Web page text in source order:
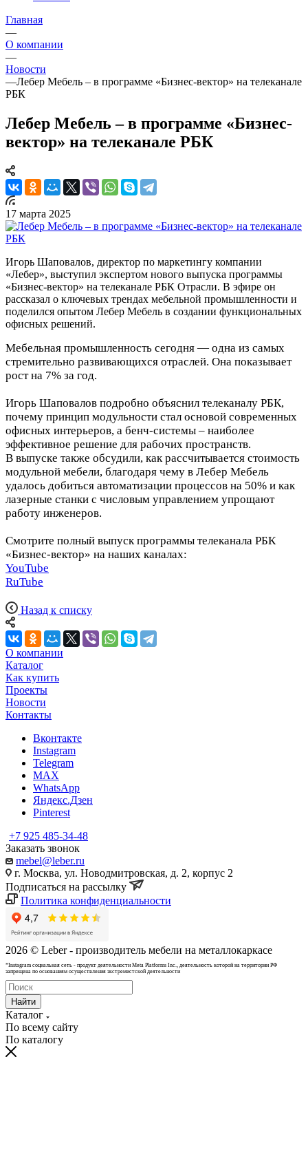
Главная
—
О компании
—
Новости
—Лебер Мебель – в программе «Бизнес-вектор» на телеканале
РБК
Лебер Мебель – в программе «Бизнес-
вектор» на телеканале РБК
17 марта 2025
Игорь Шаповалов, директор по маркетингу компании
«Лебер», выступил экспертом нового выпуска программы
«Бизнес-вектор» на телеканале РБК Отрасли. В эфире он
рассказал о ключевых трендах мебельной промышленности и
поделился опытом Лебер Мебель в создании функциональных
офисных решений.
Мебельная промышленность сегодня — одна из самых
стремительно развивающихся отраслей. Она показывает
рост на 7% за год.
Игорь Шаповалов подробно объяснил телеканалу РБК,
почему принцип модульности стал основой современных
офисных интерьеров, а бенч-системы – наиболее
эффективное решение для рабочих пространств.
В выпуске также обсудили, как рассчитывается стоимость
модульной мебели, благодаря чему в Лебер Мебель
удалось добиться автоматизации процессов на 50% и как
лазерные станки с числовым управлением упрощают
работу инженеров.
Смотрите полный выпуск программы телеканала РБК
«Бизнес-вектор» на наших каналах:
YouTube
RuTube
Назад к списку
О компании
Каталог
Как купить
Проекты
Новости
Контакты
Вконтакте
Instagram
Telegram
MAX
WhatsApp
Яндекс.Дзен
Pinterest
+7 925 485-34-48
Заказать звонок
mebel@leber.ru
г. Москва, ул. Новодмитровская, д. 2, корпус 2
Подписаться на рассылку
Политика конфиденциальности
2026 © Leber - производитель мебели на металлокаркасе
*Instagram cоциальная сеть - продукт деятельности Meta Platforms Inc., деятельность которой на территории РФ
запрещена по основаниям осуществления экстремистской деятельности
Найти
Каталог
По всему сайту
По каталогу